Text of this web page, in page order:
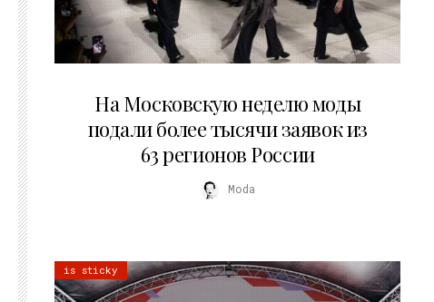
На Московскую неделю моды
подали более тысячи заявок из
63 регионов России
Moda
is sticky